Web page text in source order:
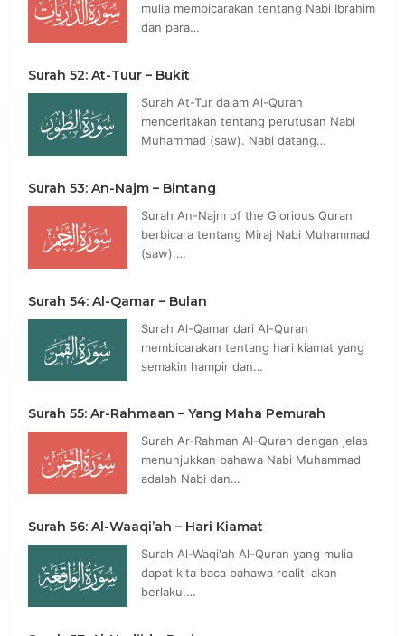
mulia membicarakan tentang Nabi Ibrahim
dan para…
Surah 52: At-Tuur – Bukit
Surah At-Tur dalam Al-Quran
menceritakan tentang perutusan Nabi
Muhammad (saw). Nabi datang…
Surah 53: An-Najm – Bintang
Surah An-Najm of the Glorious Quran
berbicara tentang Miraj Nabi Muhammad
(saw).…
Surah 54: Al-Qamar – Bulan
Surah Al-Qamar dari Al-Quran
membicarakan tentang hari kiamat yang
semakin hampir dan…
Surah 55: Ar-Rahmaan – Yang Maha Pemurah
Surah Ar-Rahman Al-Quran dengan jelas
menunjukkan bahawa Nabi Muhammad
adalah Nabi dan…
Surah 56: Al-Waaqi’ah – Hari Kiamat
Surah Al-Waqi'ah Al-Quran yang mulia
dapat kita baca bahawa realiti akan
berlaku.…